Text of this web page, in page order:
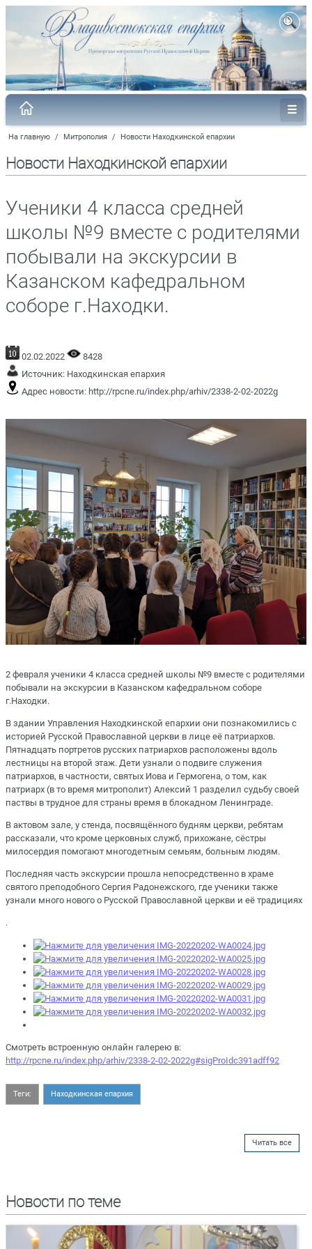
На главную / Митрополия / Новости Находкинской епархии
Новости Находкинской епархии
Ученики 4 класса средней
школы №9 вместе с родителями
побывали на экскурсии в
Казанском кафедральном
соборе г.Находки.
02.02.2022
8428
Источник: Находкинская епархия
Адрес новости: http://rpcne.ru/index.php/arhiv/2338-2-02-2022g
2 февраля ученики 4 класса средней школы №9 вместе с родителями
побывали на экскурсии в Казанском кафедральном соборе
г.Находки.
В здании Управления Находкинской епархии они познакомились с
историей Русской Православной церкви в лице её патриархов.
Пятнадцать портретов русских патриархов расположены вдоль
лестницы на второй этаж. Дети узнали о подвиге служения
патриархов, в частности, святых Иова и Гермогена, о том, как
патриарх (в то время митрополит) Алексий 1 разделил судьбу своей
паствы в трудное для страны время в блокадном Ленинграде.
В актовом зале, у стенда, посвящённого будням церкви, ребятам
рассказали, что кроме церковных служб, прихожане, сёстры
милосердия помогают многодетным семьям, больным людям.
Последняя часть экскурсии прошла непосредственно в храме
святого преподобного Сергия Радонежского, где ученики также
узнали много нового о Русской Православной церкви и её традициях
.
Смотреть встроенную онлайн галерею в:
http://rpcne.ru/index.php/arhiv/2338-2-02-2022g#sigProIdc391adff92
Теги: Находкинская епархия
Читать все
Новости по теме